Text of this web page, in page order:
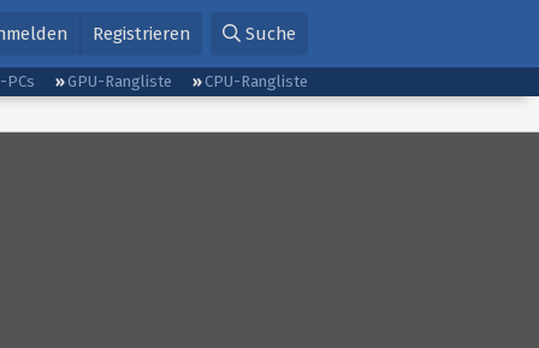
Registrieren Suche
PCs GPU-Rangliste
CPU-Rangliste